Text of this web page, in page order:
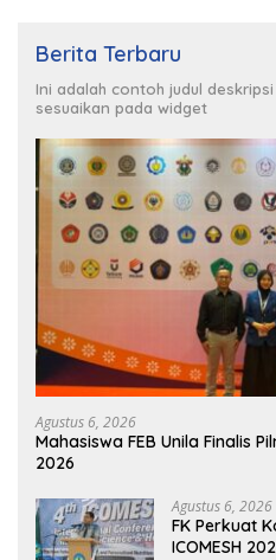
Berita Terbaru
Ini adalah contoh judul
sesuaikan pada widget
Agustus 6, 2026
Mahasiswa FEB Unila Finalis
2026
Agustus 6, 2026
FK Perkuat
ICOMESH